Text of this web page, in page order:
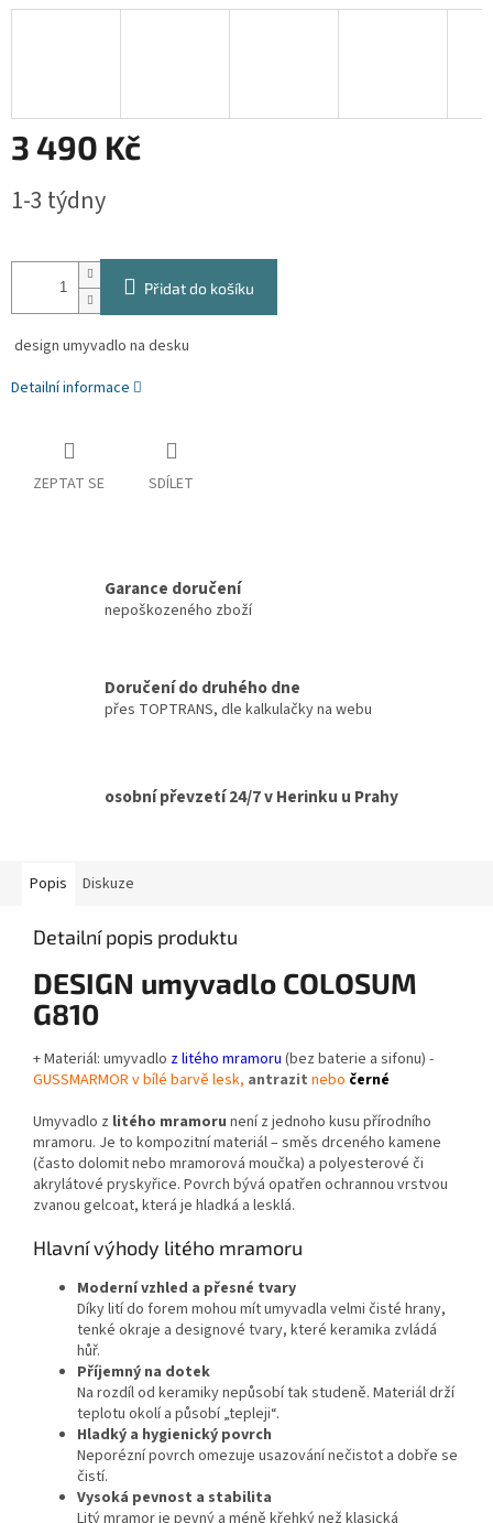
3 490 Kč
cena:
1-3 týdny
Přidat do košíku
design umyvadlo na desku
Detailní informace
ZEPTAT SE SDÍLET
Garance doručení
nepoškozeného zboží
Doručení do druhého dne
přes TOPTRANS, dle kalkulačky na webu
osobní převzetí 24/7 v Herinku u Prahy
Popis Diskuze
Detailní popis produktu
DESIGN umyvadlo COLOSUM
G810
+ Materiál: umyvadlo z litého mramoru (bez baterie a sifonu) -
GUSSMARMOR v bílé barvě lesk, antrazit nebo černé
Umyvadlo z litého mramoru není z jednoho kusu přírodního
mramoru. Je to kompozitní materiál – směs drceného kamene
(často dolomit nebo mramorová moučka) a polyesterové či
akrylátové pryskyřice. Povrch bývá opatřen ochrannou vrstvou
zvanou gelcoat, která je hladká a lesklá.
Hlavní výhody litého mramoru
Moderní vzhled a přesné tvary
Díky lití do forem mohou mít umyvadla velmi čisté hrany,
tenké okraje a designové tvary, které keramika zvládá
hůř.
Příjemný na dotek
Na rozdíl od keramiky nepůsobí tak studeně. Materiál drží
teplotu okolí a působí „tepleji“.
Hladký a hygienický povrch
Neporézní povrch omezuje usazování nečistot a dobře se
čistí.
Vysoká pevnost a stabilita
Litý mramor je pevný a méně křehký než klasická